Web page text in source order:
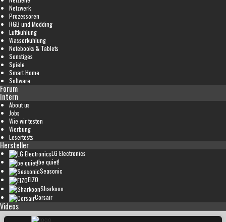
Netzwerk
Prozessoren
RGB und Modding
Luftkühlung
Wasserkühlung
Notebooks & Tablets
Sonstiges
Spiele
Smart Home
Software
Forum
Intern
About us
Jobs
Wie wir testen
Werbung
Lesertests
Hersteller
LG Electronics
be quiet!
Seasonic
EIZO
Sharkoon
Corsair
Videos